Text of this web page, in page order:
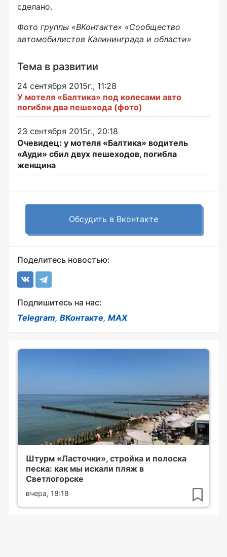
сделано.
Фото группы «ВКонтакте» «Сообщество
автомобилистов Калининграда и области»
Тема в развитии
24 сентября 2015г., 11:28
У мотеля «Балтика» под колесами авто
погибли два пешехода (фото)
23 сентября 2015г., 20:18
Очевидец: у мотеля «Балтика» водитель
«Ауди» сбил двух пешеходов, погибла
женщина
Обсудить в Вконтакте
Поделитесь новостью:
Подпишитесь на нас:
Telegram, ВКонтакте, MAX
Штурм «Ласточки», стройка и полоска
песка: как мы искали пляж в
Светлогорске
вчера, 18:18